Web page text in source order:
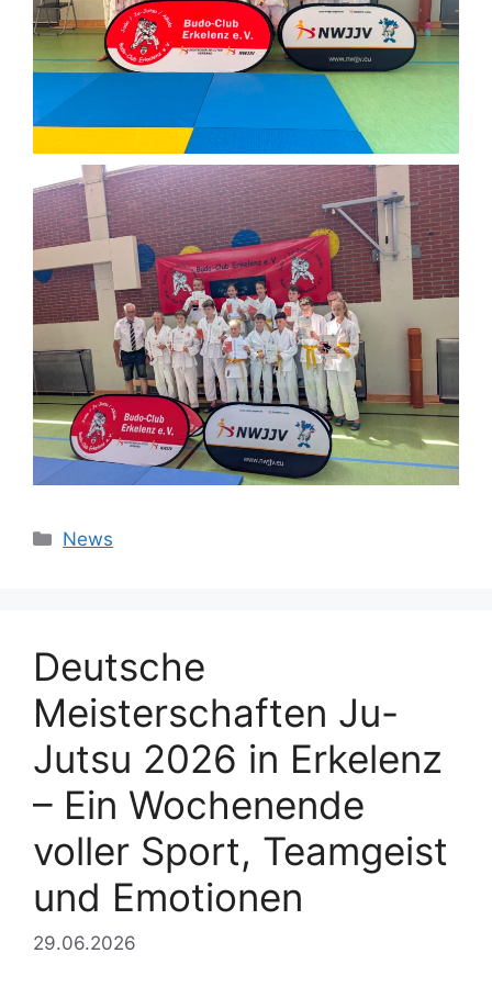
Kategorien
News
Deutsche
Meisterschaften Ju-
Jutsu 2026 in Erkelenz
– Ein Wochenende
voller Sport, Teamgeist
und Emotionen
29.06.2026